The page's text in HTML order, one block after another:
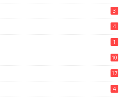
3
4
1
10
17
4